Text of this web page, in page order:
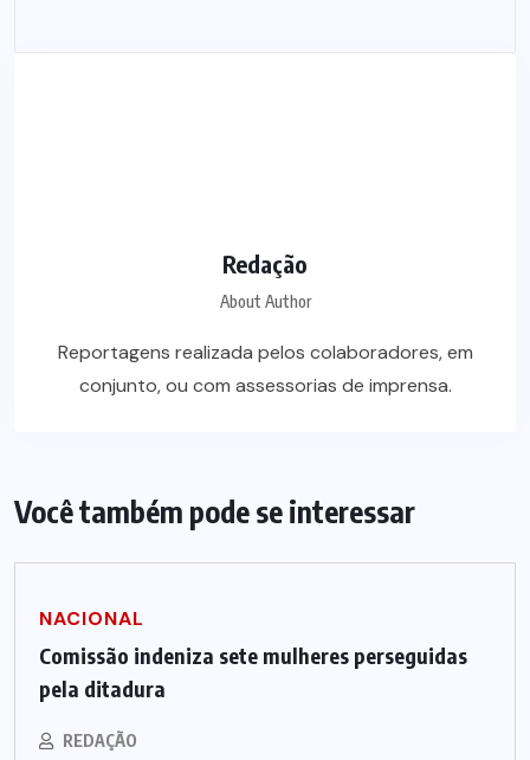
Redação
About Author
Reportagens realizada pelos colaboradores, em
conjunto, ou com assessorias de imprensa.
Você também pode se interessar
NACIONAL
Comissão indeniza sete mulheres perseguidas
pela ditadura
REDAÇÃO